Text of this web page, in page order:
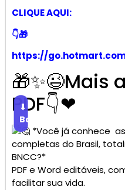
CLIQUE AQUI:
👇🎁
https://
🎁✨😉Mais
PDF👇❤
⬇
Baixar
*Você já conhece
completas do Brasil,
BNCC?*
PDF e Word editáveis,
facilitar sua vida.